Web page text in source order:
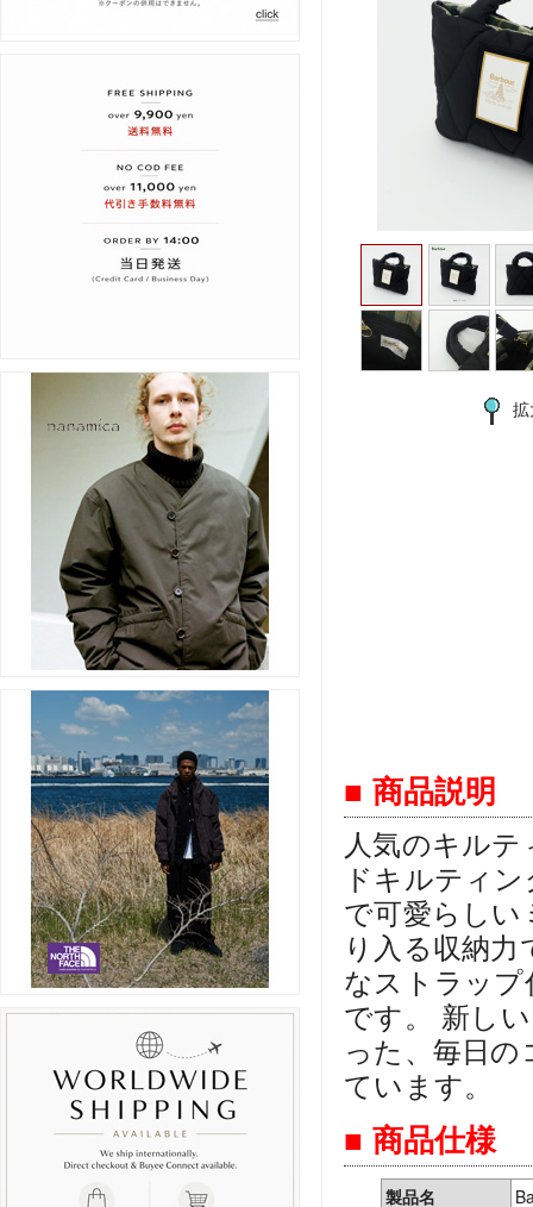
■ 商品説明
人気のキル
ドキルティ
で可愛らし
り入る収納
なストラッ
です。 新し
った、毎日
ています。
■ 商品仕様
製品名